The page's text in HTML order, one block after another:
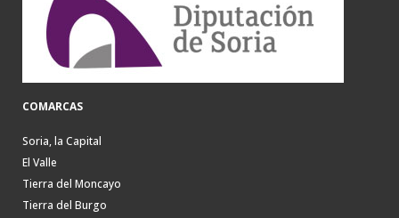
COMARCAS
Soria, la Capital
El Valle
Tierra del Moncayo
Tierra del Burgo